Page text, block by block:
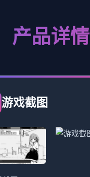
产品详情
游戏截图